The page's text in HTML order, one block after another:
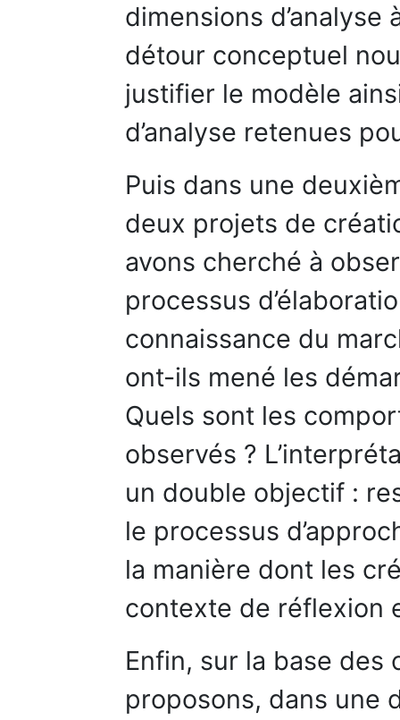
dimensions
détour conceptuel
justifier le modèle
d’analyse retenues
Puis dans une
deux projets de
avons cherché à
processus
connaissance du
ont-ils mené les
Quels sont les
observés ?
un double objectif :
le processus
la manière dont les
contexte de réflexion
Enfin, sur la base des
proposons, dans une